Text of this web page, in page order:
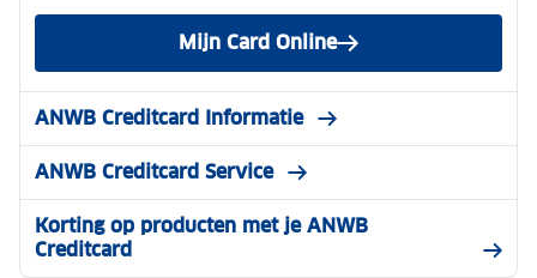
Mijn Card Online
ANWB Creditcard Informatie
ANWB Creditcard Service
Korting op producten met je ANWB
Creditcard